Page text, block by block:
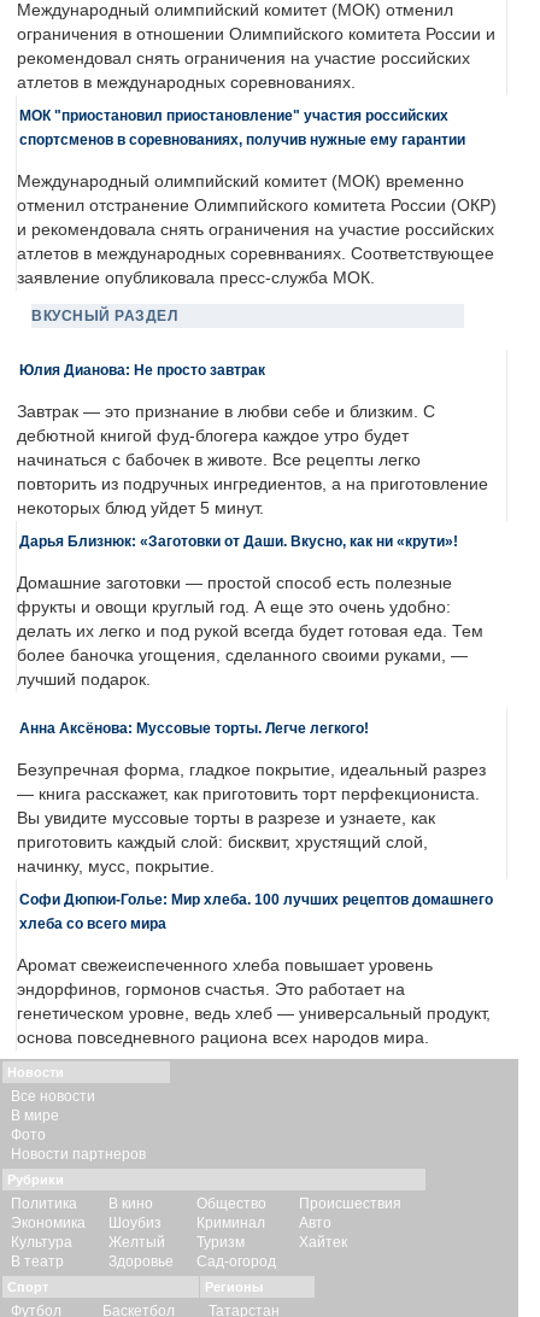
Международный олимпийский комитет (МОК) отменил
ограничения в отношении Олимпийского комитета России и
рекомендовал снять ограничения на участие российских
атлетов в международных соревнованиях.
МОК "приостановил приостановление" участия российских
спортсменов в соревнованиях, получив нужные ему гарантии
Международный олимпийский комитет (МОК) временно
отменил отстранение Олимпийского комитета России (ОКР)
и рекомендовала снять ограничения на участие российских
атлетов в международных соревнваниях. Соответствующее
заявление опубликовала пресс-служба МОК.
ВКУСНЫЙ РАЗДЕЛ
Юлия Дианова: Не просто завтрак
Завтрак — это признание в любви себе и близким. С
дебютной книгой фуд-блогера каждое утро будет
начинаться с бабочек в животе. Все рецепты легко
повторить из подручных ингредиентов, а на приготовление
некоторых блюд уйдет 5 минут.
Дарья Близнюк: «Заготовки от Даши. Вкусно, как ни «крути»!
Домашние заготовки — простой способ есть полезные
фрукты и овощи круглый год. А еще это очень удобно:
делать их легко и под рукой всегда будет готовая еда. Тем
более баночка угощения, сделанного своими руками, —
лучший подарок.
Анна Аксёнова: Муссовые торты. Легче легкого!
Безупречная форма, гладкое покрытие, идеальный разрез
— книга расскажет, как приготовить торт перфекциониста.
Вы увидите муссовые торты в разрезе и узнаете, как
приготовить каждый слой: бисквит, хрустящий слой,
начинку, мусс, покрытие.
Софи Дюпюи-Голье: Мир хлеба. 100 лучших рецептов домашнего
хлеба со всего мира
Аромат свежеиспеченного хлеба повышает уровень
эндорфинов, гормонов счастья. Это работает на
генетическом уровне, ведь хлеб — универсальный продукт,
основа повседневного рациона всех народов мира.
Новости
Все новости
В мире
Фото
Новости партнеров
Рубрики
Политика
Экономика
Культура
В театр
В кино
Шоубиз
Желтый
Здоровье
Общество
Криминал
Туризм
Сад-огород
Происшествия
Авто
Хайтек
Спорт
Футбол Баскетбол
Регионы
Татарстан